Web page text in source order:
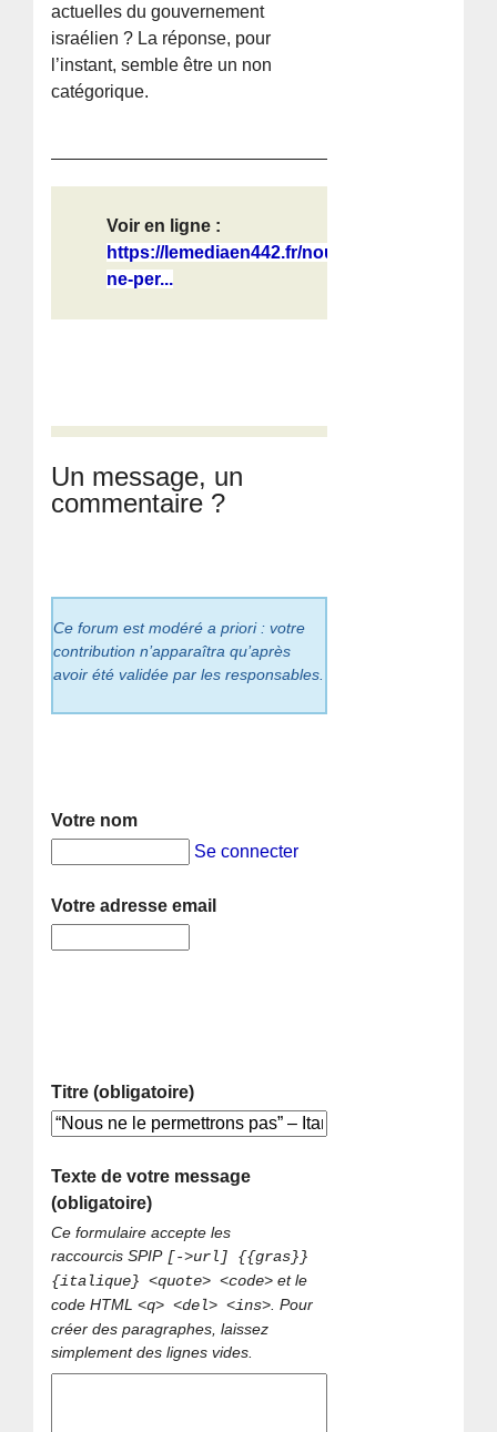
actuelles du gouvernement
israélien ? La réponse, pour
l’instant, semble être un non
catégorique.
Voir en ligne :
https://lemediaen442.fr/nous-
ne-per...
Un message, un
commentaire ?
Ce forum est modéré a priori : votre
contribution n’apparaîtra qu’après
avoir été validée par les responsables.
Votre nom
Se connecter
Votre adresse email
Titre (obligatoire)
Texte de votre message
(obligatoire)
Ce formulaire accepte les
raccourcis SPIP [->url] {{gras}}
{italique} <quote> <code> et le
code HTML<q> <del> <ins>. Pour
créer des paragraphes, laissez
simplement des lignes vides.